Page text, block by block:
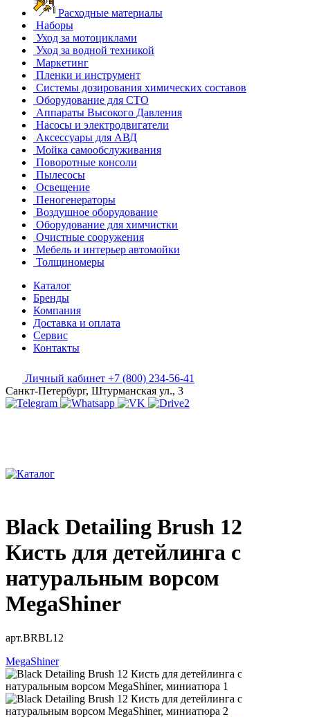
Расходные материалы
Наборы
Уход за мотоциклами
Уход за водной техникой
Маркетинг
Пленки и инструмент
Системы дозирования химических составов
Оборудование для СТО
Аппараты Высокого Давления
Насосы и электродвигатели
Аксессуары для АВД
Мойка самообслуживания
Поворотные консоли
Пылесосы
Освещение
Пеногенераторы
Воздушное оборудование
Оборудование для химчистки
Очистные сооружения
Мебель и интерьер автомойки
Толщиномеры
Каталог
Бренды
Компания
Доставка и оплата
Сервис
Контакты
Личный кабинет +7 (800) 234-56-41
Санкт-Петербург, Штурманская ул., 3
Black Detailing Brush 12
Кисть для детейлинга c
натуральным ворсом
MegaShiner
арт.BRBL12
MegaShiner